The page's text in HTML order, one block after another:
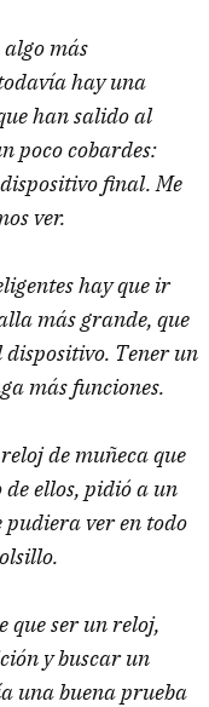
algo más
hay una
han salido al
poco cobardes:
final. Me
ver.
hay que ir
más grande, que
Tener un
más funciones.
de muñeca que
de ellos, pidió a un
ver en todo
que ser un reloj,
y buscar un
una buena prueba